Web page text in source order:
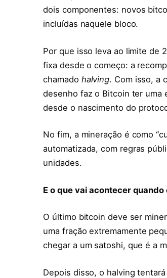
dois componentes: novos
incluídas naquele bloco.
Por que isso leva ao limite de
fixa desde o começo: a
chamado halving. Com isso, a
desenho faz o Bitcoin ter uma
desde o nascimento do
No fim, a mineração é como
automatizada, com regras
unidades.
E o que vai acontecer
O último bitcoin deve ser
uma fração extremamente
chegar a um satoshi, que é a
Depois disso, o halving